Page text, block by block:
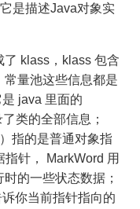
是描述Java对象实
klass，klass 包含
量池这些信息都是
java 里面的
类的全部信息；
指的是普通对象指
针， MarkWord 用
的一些状态数据；
你当前指针指向的